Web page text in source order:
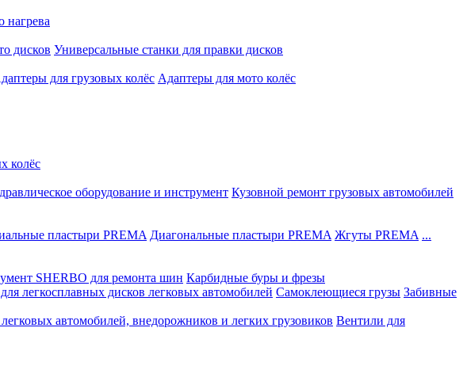
нагрева
дисков Универсальные станки для правки дисков
для грузовых колёс Адаптеры для мото колёс
колёс
оборудование и инструмент Кузовной ремонт грузовых автомобилей
пластыри PREMA Диагональные пластыри PREMA Жгуты PREMA ...
SHERBO для ремонта шин Карбидные буры и фрезы
легкосплавных дисков легковых автомобилей Самоклеющиеся грузы Забивные
автомобилей, внедорожников и легких грузовиков Вентили для